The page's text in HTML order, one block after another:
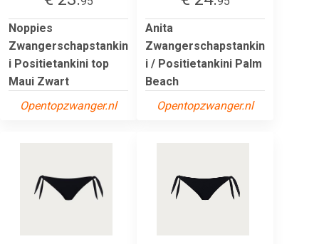
Noppies
Zwangerschapstankin
i Positietankini top
Maui Zwart
Opentopzwanger.nl
Anita
Zwangerschapstankin
i / Positietankini Palm
Beach
Opentopzwanger.nl